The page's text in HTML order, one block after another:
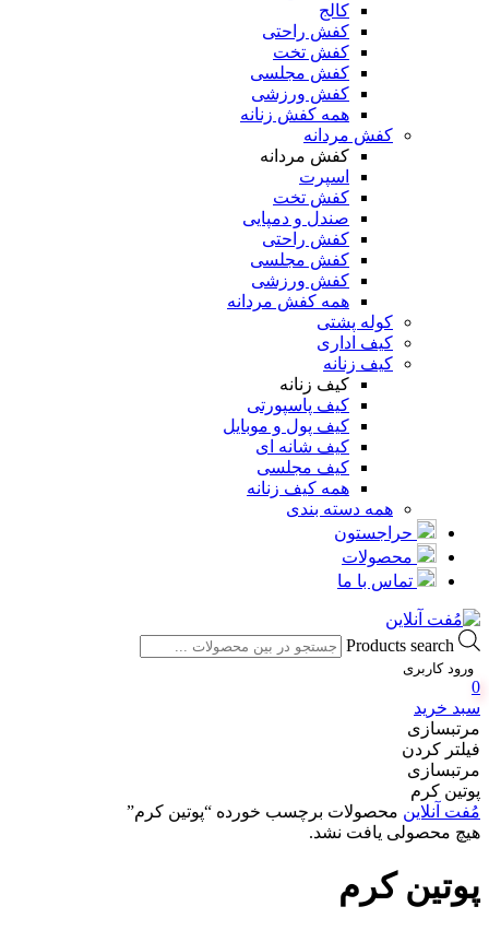
کالج
کفش راحتی
کفش تخت
کفش مجلسی
کفش ورزشی
همه کفش زنانه
کفش مردانه
کفش مردانه
اسپرت
کفش تخت
صندل و دمپایی
کفش راحتی
کفش مجلسی
کفش ورزشی
همه کفش مردانه
کوله پشتی
کیف اداری
کیف زنانه
کیف زنانه
کیف پاسپورتی
کیف پول و موبایل
کیف شانه ای
کیف مجلسی
همه کیف زنانه
همه دسته بندی
حراجستون
محصولات
تماس با ما
Products search
ورود کاربری
0
سبد خرید
مرتبسازی
فیلتر کردن
مرتبسازی
پوتین کرم
مُفت آنلاین محصولات برچسب خورده “پوتین کرم”
هیچ محصولی یافت نشد.
پوتین کرم